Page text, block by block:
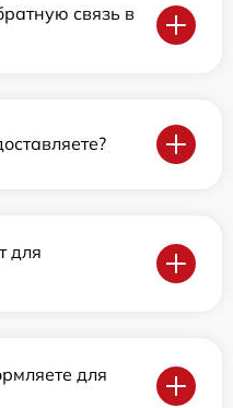
связь в
для
для